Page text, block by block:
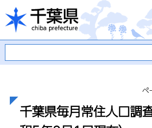
千葉県
ペ
千葉県毎月常住人口調